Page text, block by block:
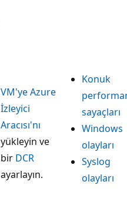
VM'ye Azure
İzleyici
Aracısı'nı
yükleyin ve
bir DCR
ayarlayın.
Konuk
sayaçları
Windows
olayları
Syslog
olayları